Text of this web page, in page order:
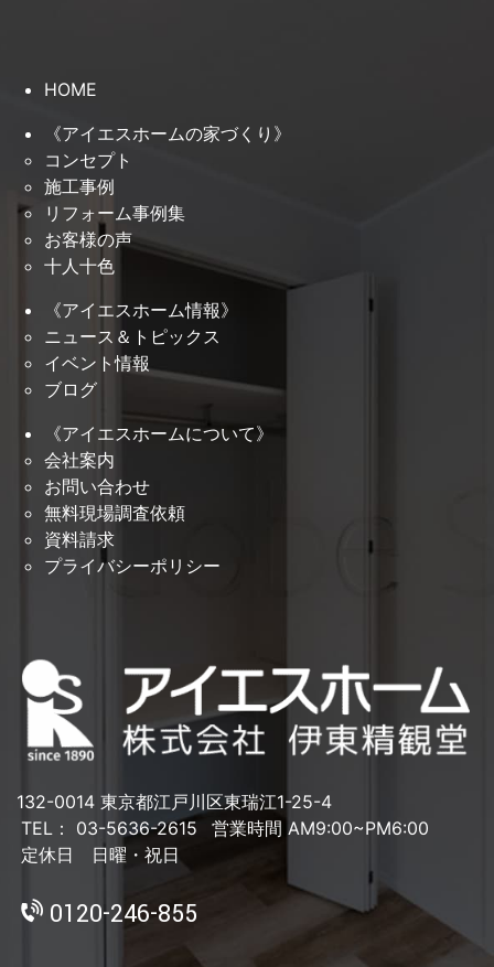
HOME
《アイエスホームの家づくり》
コンセプト
施工事例
リフォーム事例集
お客様の声
十人十色
《アイエスホーム情報》
ニュース＆トピックス
イベント情報
ブログ
《アイエスホームについて》
会社案内
お問い合わせ
無料現場調査依頼
資料請求
プライバシーポリシー
132-0014 東京都江戸川区東瑞江1-25-4
TEL： 03-5636-2615
営業時間 AM9:00~PM6:00
定休日 日曜・祝日
0120-246-855